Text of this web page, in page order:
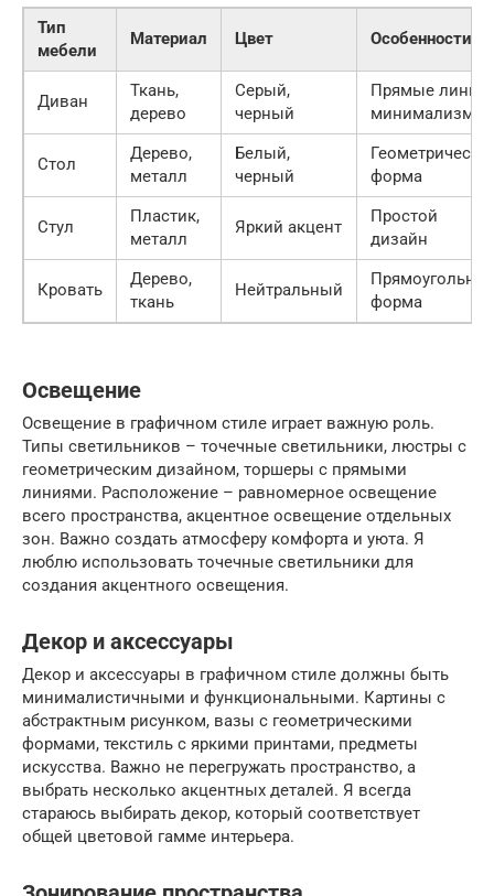
Тип
мебели
Материал Цвет Особенности
Диван
Ткань,
дерево
Серый,
черный
Прямые линии,
минимализм
Стол
Дерево,
металл
Белый,
черный
форма
Стул
Пластик,
металл
Яркий акцент
Простой
дизайн
Кровать
Дерево,
ткань
Нейтральный
Прямоугольная
форма
Освещение
Освещение в графичном стиле играет важную роль.
Типы светильников – точечные светильники, люстры с
геометрическим дизайном, торшеры с прямыми
линиями. Расположение – равномерное освещение
всего пространства, акцентное освещение отдельных
зон. Важно создать атмосферу комфорта и уюта. Я
люблю использовать точечные светильники для
создания акцентного освещения.
Декор и аксессуары
Декор и аксессуары в графичном стиле должны быть
минималистичными и функциональными. Картины с
абстрактным рисунком, вазы с геометрическими
формами, текстиль с яркими принтами, предметы
искусства. Важно не перегружать пространство, а
выбрать несколько акцентных деталей. Я всегда
стараюсь выбирать декор, который соответствует
общей цветовой гамме интерьера.